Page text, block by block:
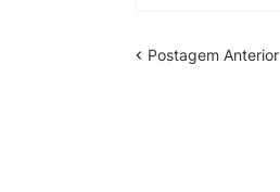
Postagem Anterior